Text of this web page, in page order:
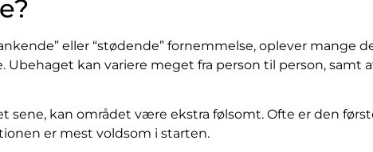
eller “stødende” fornemmelse, oplever mange
kan variere meget fra person til person, samt
kan området være ekstra følsomt. Ofte er den
er mest voldsom i starten.